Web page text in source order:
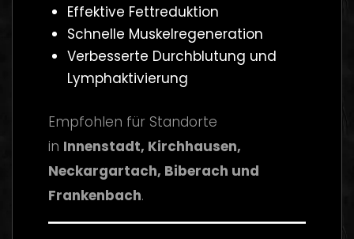
Effektive Fettreduktion
Schnelle Muskelregeneration
Verbesserte Durchblutung und
Lymphaktivierung
Empfohlen für Standorte
in Innenstadt, Kirchhausen,
Neckargartach, Biberach und
Frankenbach.